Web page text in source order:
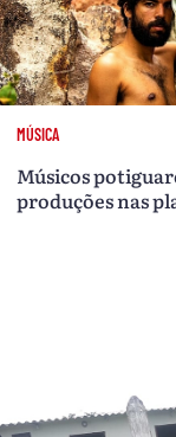
MÚSICA
Músicos
produções nas